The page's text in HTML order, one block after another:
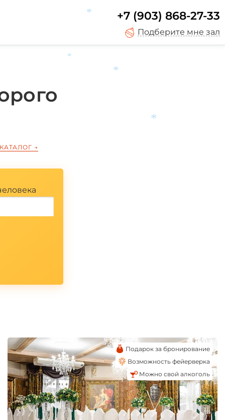
+7 (903) 868-27-33
Подберите мне зал
→
Подарок за бронирование
Возможность фейерверка
Можно свой алкоголь
*